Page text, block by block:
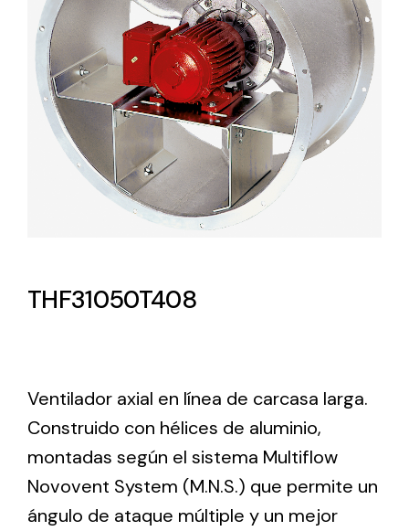
Lighting and Electrical
Equipment
Complete solutions in lighting and electrical
material for each project and need
Amplia gama de ventiladores y equipos de
Ventilation
The incorporation of Novovent into the group
meant a greater offer of ventilation products for
THF31050T408
Ventilador axial en línea de carcasa larga.
Construido con hélices de aluminio,
montadas según el sistema Multiflow
Novovent System (M.N.S.) que permite un
ángulo de ataque múltiple y un mejor